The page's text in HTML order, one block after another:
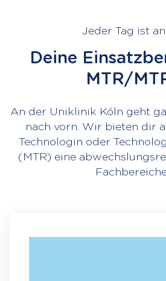
Deine
MTR/
Jeder Tag ist
An der Uniklinik Köln geht
nach vorn. Wir bieten dir
Technologin oder
(MTR) eine